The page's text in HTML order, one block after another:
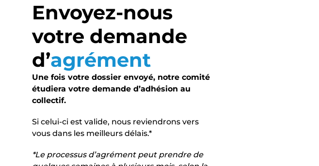
Envoyez-nous
votre demande
d’agrément
Une fois votre dossier envoyé, notre comité
étudiera votre demande d’adhésion au
collectif.
Si celui-ci est valide, nous reviendrons vers
vous dans les meilleurs délais.*
*Le processus d’agrément peut prendre de